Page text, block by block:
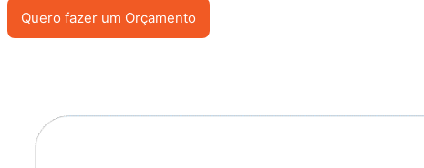
Quero fazer um Orçamento